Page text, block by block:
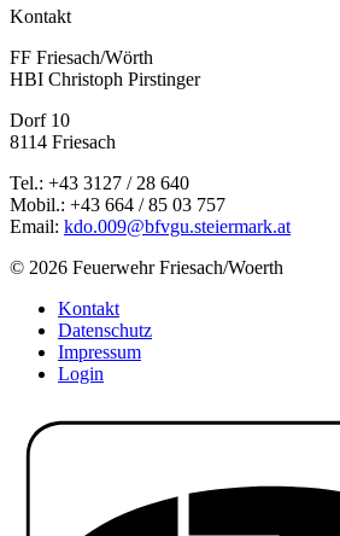
Kontakt
FF Friesach/Wörth
HBI Christoph Pirstinger
Dorf 10
8114 Friesach
Tel.: +43 3127 / 28 640
Mobil.: +43 664 / 85 03 757
Email: kdo.009@bfvgu.steiermark.at
© 2026 Feuerwehr Friesach/Woerth
Kontakt
Datenschutz
Impressum
Login